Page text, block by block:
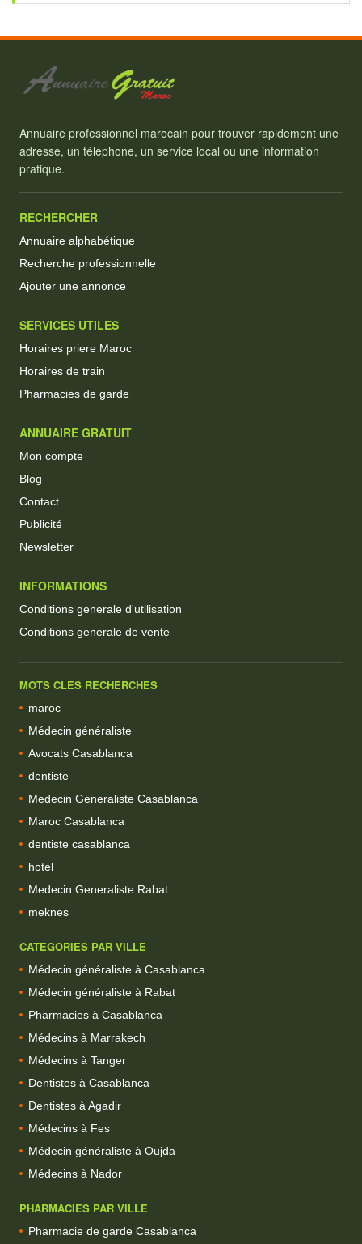
Annuaire professionnel marocain pour trouver rapidement une
adresse, un téléphone, un service local ou une information
pratique.
RECHERCHER
Annuaire alphabétique
Recherche professionnelle
Ajouter une annonce
SERVICES UTILES
Horaires priere Maroc
Horaires de train
Pharmacies de garde
ANNUAIRE GRATUIT
Mon compte
Blog
Contact
Publicité
Newsletter
INFORMATIONS
Conditions generale d'utilisation
Conditions generale de vente
MOTS CLES RECHERCHES
maroc
Médecin généraliste
Avocats Casablanca
dentiste
Medecin Generaliste Casablanca
Maroc Casablanca
dentiste casablanca
hotel
Medecin Generaliste Rabat
meknes
CATEGORIES PAR VILLE
Médecin généraliste à Casablanca
Médecin généraliste à Rabat
Pharmacies à Casablanca
Médecins à Marrakech
Médecins à Tanger
Dentistes à Casablanca
Dentistes à Agadir
Médecins à Fes
Médecin généraliste à Oujda
Médecins à Nador
PHARMACIES PAR VILLE
Pharmacie de garde Casablanca